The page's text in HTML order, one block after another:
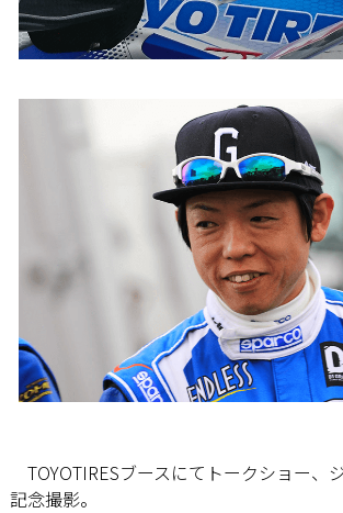
TOYOTIRESブースにてトークショー、
記念撮影。